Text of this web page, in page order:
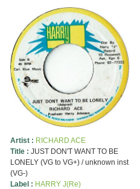
Artist : RICHARD ACE
Title : JUST DON'T WANT TO BE
LONELY (VG to VG+) / unknown inst
(VG-)
Label : HARRY J(Re)